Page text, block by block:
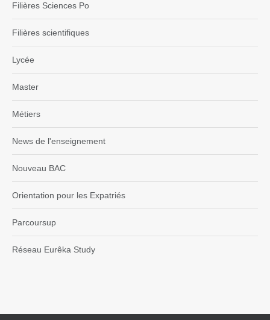
Filières Sciences Po
Filières scientifiques
Lycée
Master
Métiers
News de l'enseignement
Nouveau BAC
Orientation pour les Expatriés
Parcoursup
Réseau Eurêka Study